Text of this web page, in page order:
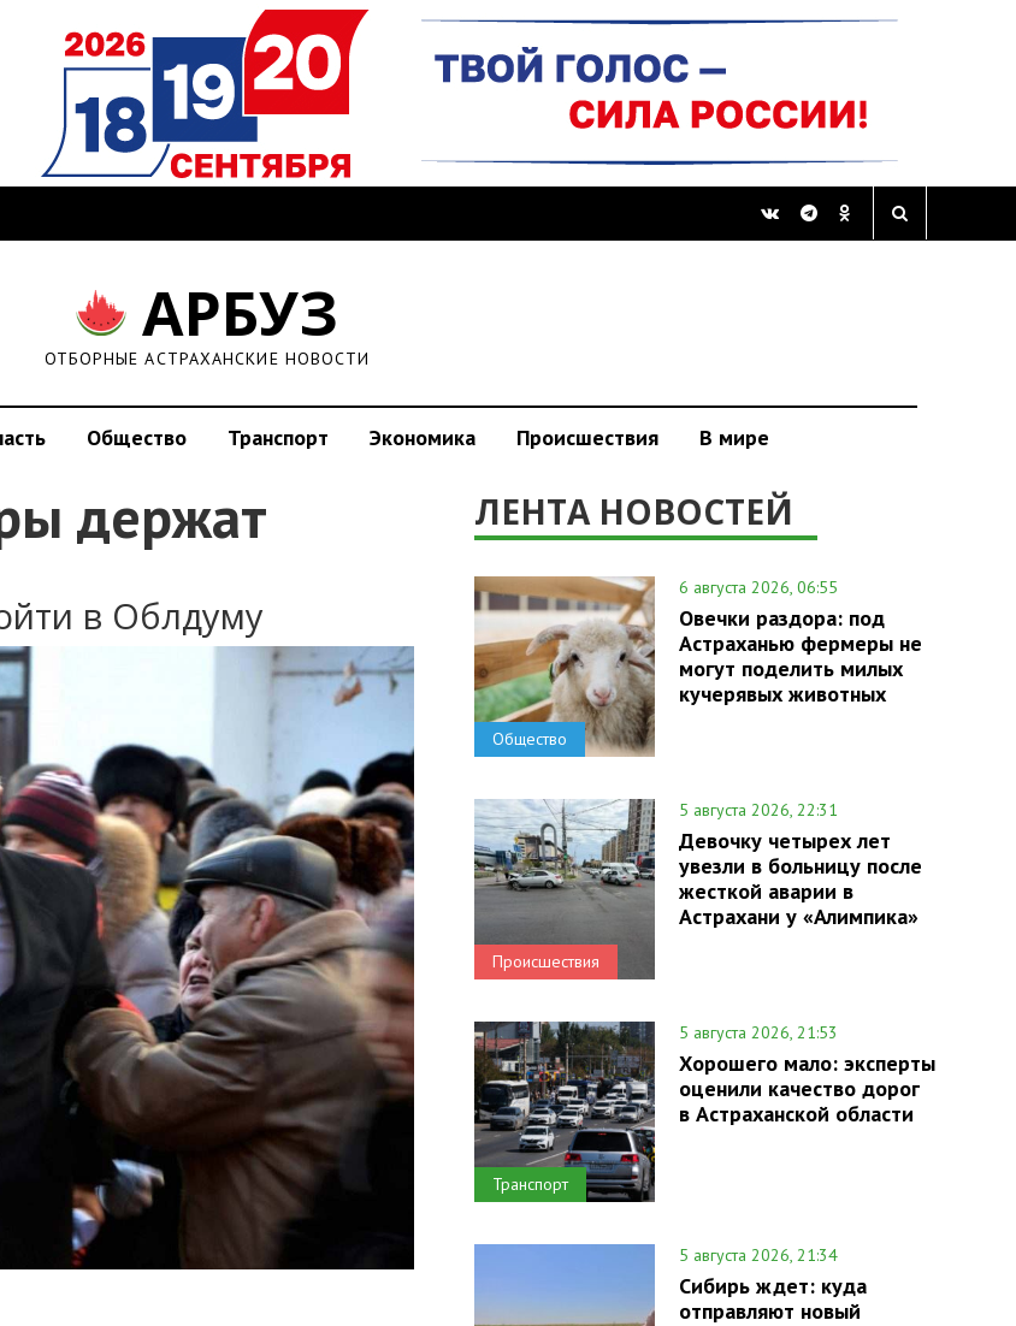
АРБУЗ
ОТБОРНЫЕ АСТРАХАНСКИЕ НОВОСТИ
Общество Транспорт Экономика Происшествия В мире
держат
в Облдуму
ЛЕНТА НОВОСТЕЙ
Общество
6 августа 2026, 06:55
Овечки раздора: под
Астраханью фермеры не
могут поделить милых
кучерявых животных
Происшествия
5 августа 2026, 22:31
Девочку четырех лет
увезли в больницу после
жесткой аварии в
Астрахани у «Алимпика»
Транспорт
5 августа 2026, 21:53
Хорошего мало: эксперты
оценили качество дорог
в Астраханской области
5 августа 2026, 21:34
Сибирь ждет: куда
отправляют новый